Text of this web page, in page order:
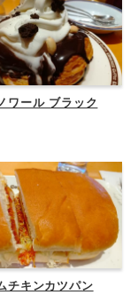
ワール ブラック
チキンカツパン